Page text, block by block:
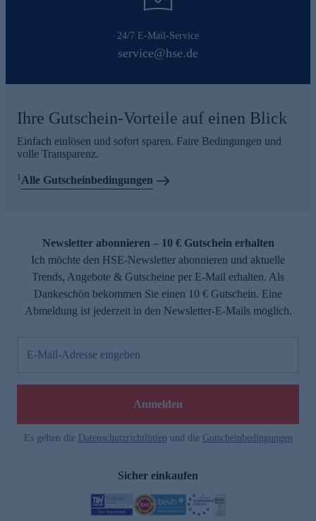
24/7 E-Mail-Service
service@hse.de
Ihre Gutschein-Vorteile auf einen Blick
Einfach einlösen und sofort sparen. Faire Bedingungen und
volle Transparenz.
1Alle Gutscheinbedingungen
Newsletter abonnieren – 10 € Gutschein erhalten
Ich möchte den HSE-Newsletter abonnieren und aktuelle
Trends, Angebote & Gutscheine per E-Mail erhalten. Als
Dankeschön bekommen Sie einen 10 € Gutschein. Eine
Abmeldung ist jederzeit in den Newsletter-E-Mails möglich.
E-Mail-Adresse eingeben
Anmelden
Es gelten die Datenschutzrichtlinien und die Gutscheinbedingungen
Sicher einkaufen